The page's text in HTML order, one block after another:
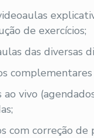
de exercícios;
das diversas
ao vivo
com correção de